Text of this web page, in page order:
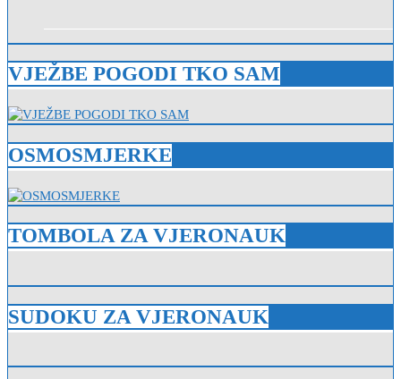
VJEŽBE POGODI TKO SAM
OSMOSMJERKE
TOMBOLA ZA VJERONAUK
SUDOKU ZA VJERONAUK